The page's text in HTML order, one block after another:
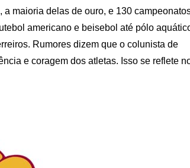
maioria delas de ouro, e 130
americano e beisebol até pólo
Rumores dizem que o colunista de
e coragem dos atletas. Isso se reflete